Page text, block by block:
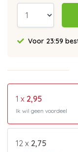
Voor 23:59
1 x 2,95
Ik wil geen voordeel
12 x 2,75